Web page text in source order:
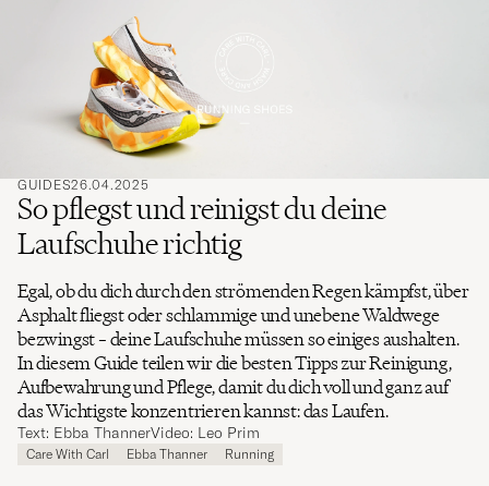
GUIDES26.04.2025
So pflegst und reinigst du deine
Laufschuhe richtig
Egal, ob du dich durch den strömenden Regen kämpfst, über
Asphalt fliegst oder schlammige und unebene Waldwege
bezwingst – deine Laufschuhe müssen so einiges aushalten.
In diesem Guide teilen wir die besten Tipps zur Reinigung,
Aufbewahrung und Pflege, damit du dich voll und ganz auf
das Wichtigste konzentrieren kannst: das Laufen.
Text: Ebba ThannerVideo: Leo Prim
Care With Carl Ebba Thanner Running